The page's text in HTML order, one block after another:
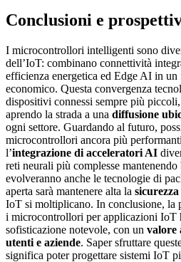
Conclusioni e
I microcontrollori intelligenti sono
dell’IoT: combinano connettività
efficienza energetica ed Edge AI in un
economico. Questa convergenza
dispositivi connessi sempre più
aprendo la strada a una diffusione
ogni settore. Guardando al futuro,
microcontrollori ancora più
l’integrazione di acceleratori AI
reti neurali più complesse
evolveranno anche le tecnologie di
aperta sarà mantenere alta la sicurezza
IoT si moltiplicano. In conclusione, la
i microcontrollori per applicazioni IoT
sofisticazione notevole, con un valore
utenti e aziende. Saper sfruttare
significa poter progettare sistemi IoT